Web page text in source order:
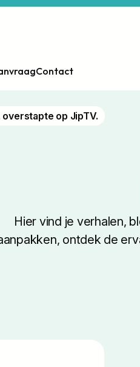
op JipTV.
Contact
Hier vind je verhalen,
ontdek de